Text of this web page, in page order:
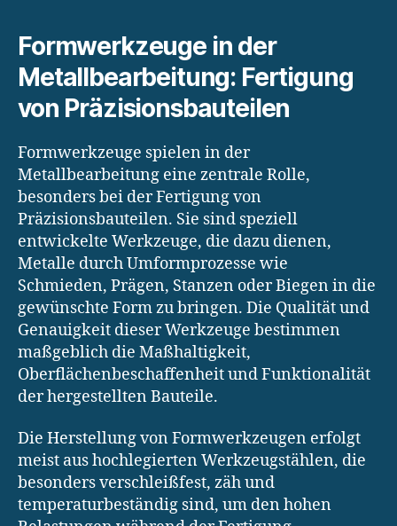
Formwerkzeuge in der
Metallbearbeitung: Fertigung
von Präzisionsbauteilen
Formwerkzeuge spielen in der
Metallbearbeitung eine zentrale Rolle,
besonders bei der Fertigung von
Präzisionsbauteilen. Sie sind speziell
entwickelte Werkzeuge, die dazu dienen,
Metalle durch Umformprozesse wie
Schmieden, Prägen, Stanzen oder Biegen in die
gewünschte Form zu bringen. Die Qualität und
Genauigkeit dieser Werkzeuge bestimmen
maßgeblich die Maßhaltigkeit,
Oberflächenbeschaffenheit und Funktionalität
der hergestellten Bauteile.
Die Herstellung von Formwerkzeugen erfolgt
meist aus hochlegierten Werkzeugstählen, die
besonders verschleißfest, zäh und
temperaturbeständig sind, um den hohen